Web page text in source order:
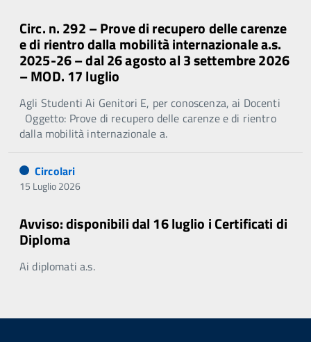
Circ. n. 292 – Prove di recupero delle carenze
e di rientro dalla mobilità internazionale a.s.
2025-26 – dal 26 agosto al 3 settembre 2026
– MOD. 17 luglio
Agli Studenti Ai Genitori E, per conoscenza, ai Docenti
Oggetto: Prove di recupero delle carenze e di rientro
dalla mobilità internazionale a.
Circolari
15 Luglio 2026
Avviso: disponibili dal 16 luglio i Certificati di
Diploma
Ai diplomati a.s.